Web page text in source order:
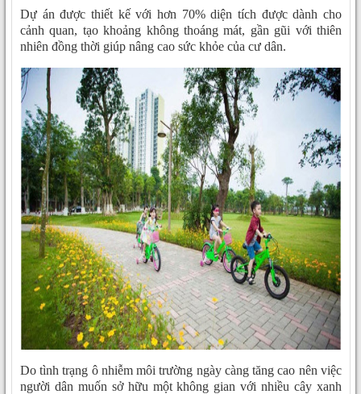
Dự án được thiết kế với hơn 70% diện tích được dành cho
cảnh quan, tạo khoảng không thoáng mát, gần gũi với thiên
nhiên đồng thời giúp nâng cao sức khỏe của cư dân.
Do tình trạng ô nhiễm môi trường ngày càng tăng cao nên việc
người dân muốn sở hữu một không gian với nhiều cây xanh